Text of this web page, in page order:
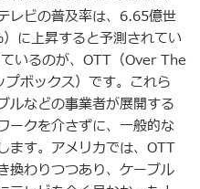
レビの普及率は、6.65億世
に上昇すると予測されてい
いるのが、OTT（Over The
ボックス）です。これら
ルなどの事業者が展開する
ークを介さずに、一般的な
ます。アメリカでは、OTT
換わりつつあり、ケーブル